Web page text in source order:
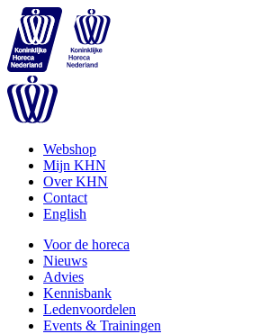
Webshop
Mijn KHN
Over KHN
Contact
English
Voor de horeca
Nieuws
Advies
Kennisbank
Ledenvoordelen
Events & Trainingen